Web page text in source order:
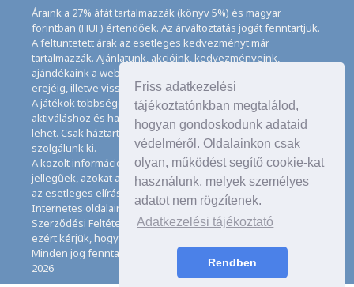
Friss adatkezelési
tájékoztatónkban megtalálod,
hogyan gondoskodunk adataid
védelméről. Oldalainkon csak
olyan, működést segítő cookie-kat
használunk, melyek személyes
adatot nem rögzítenek.
Adatkezelési tájékoztató
Rendben
Áraink a 27% áfát tartalmazzák (könyv 5%) és magyar
forintban (HUF) értendőek. Az árváltoztatás jogát fenntartjuk.
A feltüntetett árak az esetleges kedvezményt már
tartalmazzák. Ajánlatunk, akcióink, kedvezményeink,
ajándékaink a webáruházban feltüntetett ideig, a készletek
erejéig, illetve visszavonásig érvényesek.
A játékok többségéhez angol nyelvismeret illetve az
aktiváláshoz és használathoz internet kapcsolat szükséges
lehet. Csak háztartásban használatos mennyiségeket
szolgálunk ki.
A közölt információk, adatok, besorolások tájékoztató
jellegűek, azokat a legnagyobb gondossággal kezeljük, de
az esetleges elírásokért felelősséget nem tudunk vállalni.
Internetes oldalaink használatával elfogadja az Általános
Szerződési Feltételeinket és Adatkezelési Tájékoztatónkat,
ezért kérjük, hogy ezeket figyelmesen tanulmányozza át.
Minden jog fenntartva. © Copyright CD Galaxis Kft. 1997–
2026